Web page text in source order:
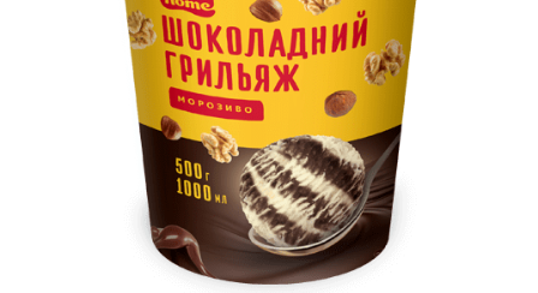
ХОРЕКА
Тендерные закупки
Контакты
Вакансии
ЗАКАЗАТЬ ПРОДУКЦИЮ «РУДЬ»: